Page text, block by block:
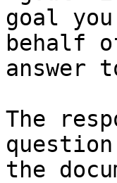
goal
behalf
answer
The
the